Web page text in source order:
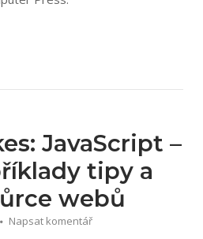
JavaScript –
tipy a
webů
Napsat komentář